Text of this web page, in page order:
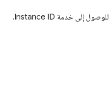
للوصول إلى خدمة Instance ID.